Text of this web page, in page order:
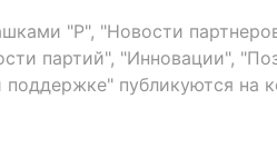
"Р", "Новости
партий", "Инновации",
поддержке" публикуются на